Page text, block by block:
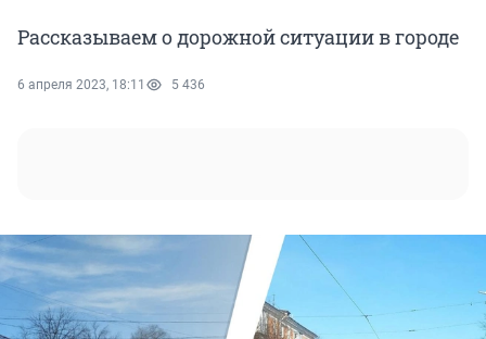
Рассказываем о дорожной ситуации в городе
6 апреля 2023, 18:11 5 436